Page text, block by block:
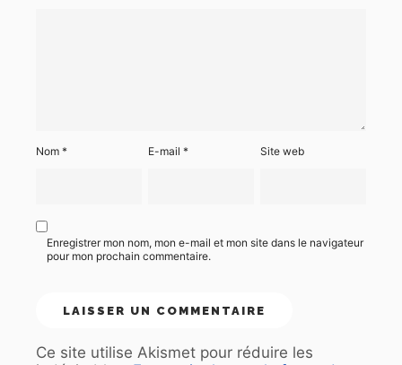
Nom * E-mail* Site web
Enregistrer mon nom, mon e-mail et mon site dans le navigateur
pour mon prochain commentaire.
Ce site utilise Akismet pour réduire les